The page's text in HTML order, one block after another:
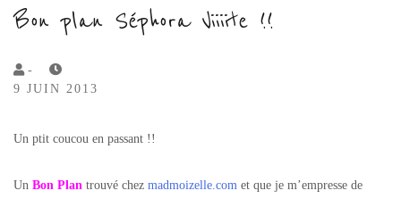
Bon plan Séphora Viiiite !!
by
Lola
-
9 JUIN 2013
Un ptit coucou en passant !!
Un Bon Plan trouvé chez madmoizelle.com et que je m’empresse de